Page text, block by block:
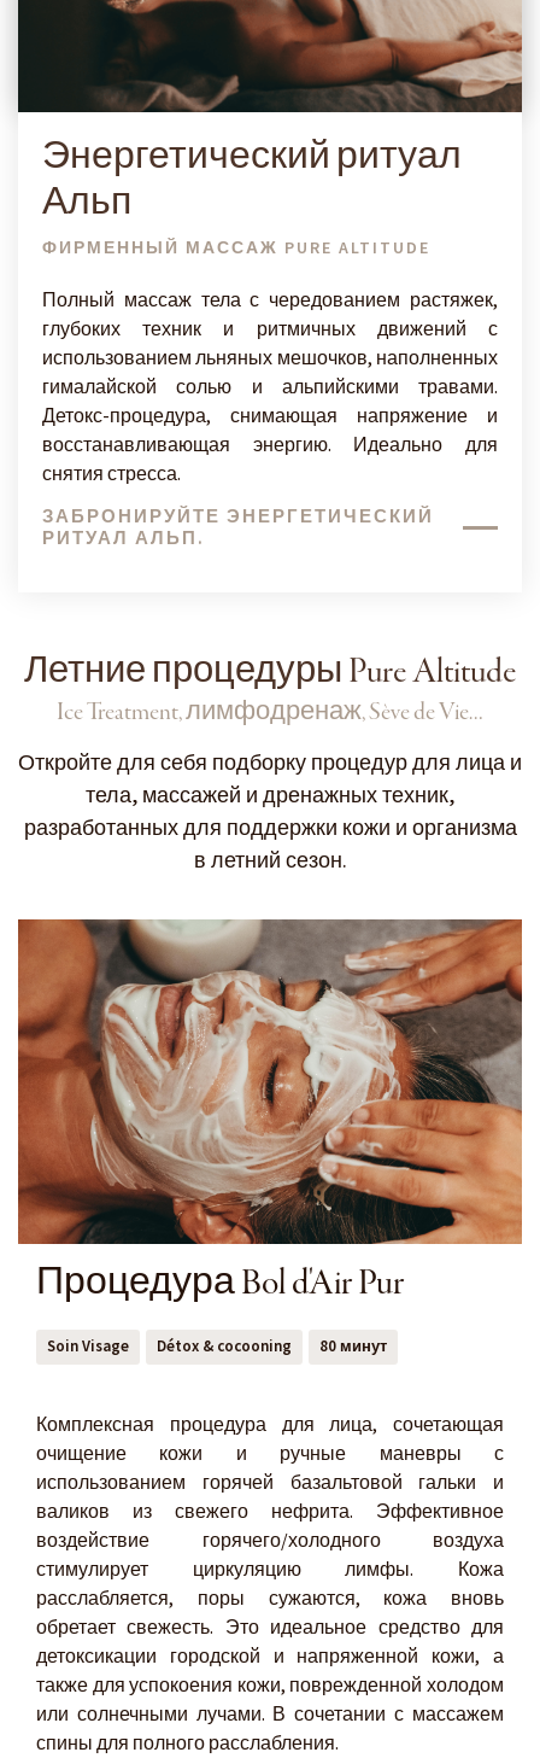
Энергетический ритуал
Альп
ФИРМЕННЫЙ МАССАЖ PURE ALTITUDE
Полный массаж тела с чередованием растяжек,
глубоких техник и ритмичных движений с
использованием льняных мешочков, наполненных
гималайской солью и альпийскими травами.
Детокс-процедура, снимающая напряжение и
восстанавливающая энергию. Идеально для
снятия стресса.
ЗАБРОНИРУЙТЕ ЭНЕРГЕТИЧЕСКИЙ
РИТУАЛ АЛЬП.
Летние процедуры Pure Altitude
Ice Treatment, лимфодренаж, Sève de Vie…
Откройте для себя подборку процедур для лица и
тела, массажей и дренажных техник,
разработанных для поддержки кожи и организма
в летний сезон.
Процедура Bol d'Air Pur
Soin Visage Détox & cocooning 80 минут
Комплексная процедура для лица, сочетающая
очищение кожи и ручные маневры с
использованием горячей базальтовой гальки и
валиков из свежего нефрита. Эффективное
воздействие горячего/холодного воздуха
стимулирует циркуляцию лимфы. Кожа
расслабляется, поры сужаются, кожа вновь
обретает свежесть. Это идеальное средство для
детоксикации городской и напряженной кожи, а
также для успокоения кожи, поврежденной холодом
или солнечными лучами. В сочетании с массажем
спины для полного расслабления.